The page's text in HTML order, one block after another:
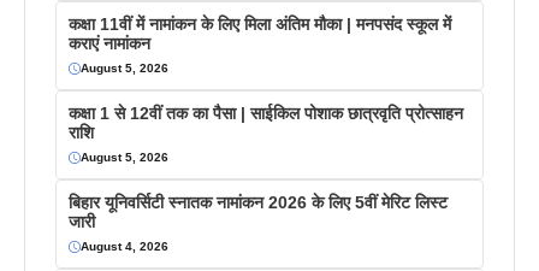
कक्षा 11वीं में नामांकन के लिए मिला अंतिम मौका | मनपसंद स्कूल में
कराएं नामांकन
August 5, 2026
कक्षा 1 से 12वीं तक का पैसा | साईकिल पोशाक छात्रवृति प्रोत्साहन
राशि
August 5, 2026
बिहार यूनिवर्सिटी स्नातक नामांकन 2026 के लिए 5वीं मेरिट लिस्ट
जारी
August 4, 2026